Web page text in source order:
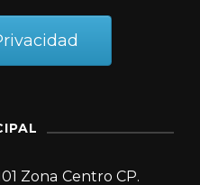
Zona Centro CP.